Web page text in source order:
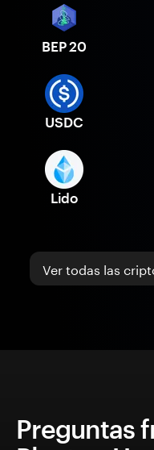
BEP 20
USDC
Lido
Ver todas las
Preguntas